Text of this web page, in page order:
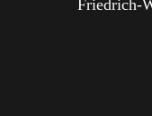
Friedrich-